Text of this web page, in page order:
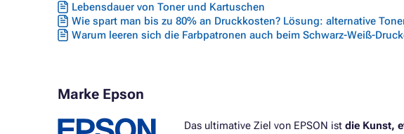
Lebensdauer von Toner und Kartuschen
Wie spart man bis zu 80% an Druckkosten? Lösung: alternative
Warum leeren sich die Farbpatronen auch beim Schwarz-Weiß-
Marke Epson
Das ultimative Ziel von EPSON ist die Kunst,